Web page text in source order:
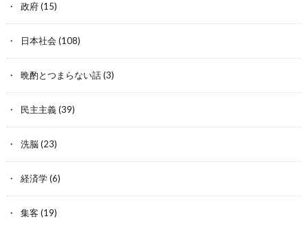
政府(15)
日本社会 (108)
晩酌とつまらない話(3)
民主主義(39)
洗脳(23)
経済学(6)
集客 (19)